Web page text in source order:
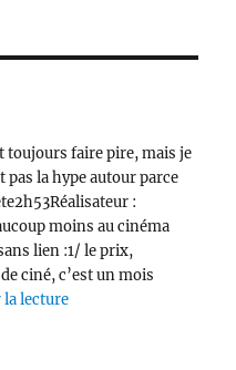
toujours faire pire, mais je
la hype autour parce
:
moins au cinéma
lien :1/ le prix,
ciné, c’est un mois
lecturede « L’Odyssée (2026)